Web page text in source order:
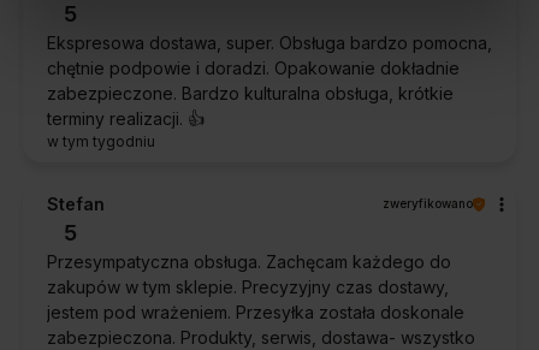
5
Ekspresowa dostawa, super. Obsługa bardzo pomocna,
chętnie podpowie i doradzi. Opakowanie dokładnie
zabezpieczone. Bardzo kulturalna obsługa, krótkie
terminy realizacji. 👍️
w tym tygodniu
Stefan zweryfikowano
5
Przesympatyczna obsługa. Zachęcam każdego do
zakupów w tym sklepie. Precyzyjny czas dostawy,
jestem pod wrażeniem. Przesyłka została doskonale
zabezpieczona. Produkty, serwis, dostawa- wszystko